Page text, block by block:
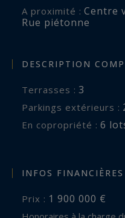
A proximité : Centre
Rue piétonne
DESCRIPTION
terrasses : 3
parkings extérieurs :
En copropriété : 6
INFOS FINANCIÈRES
Prix : 1 900 000 €